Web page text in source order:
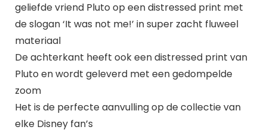
geliefde vriend Pluto op een distressed print met
de slogan ‘It was not me!’ in super zacht fluweel
materiaal
De achterkant heeft ook een distressed print van
Pluto en wordt geleverd met een gedompelde
zoom
Het is de perfecte aanvulling op de collectie van
elke Disney fan’s